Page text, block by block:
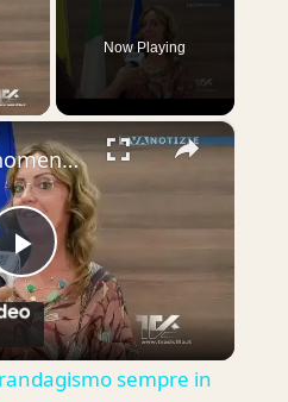
Now Playing
×
Play
Video
Adrano. Fenomeno randagismo sempre in primo piano. Parla la responsabile del Servizio randagismo del
sempre in